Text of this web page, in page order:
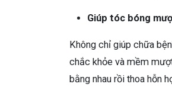
Giúp tóc bóng
Không chỉ giúp chữa
chắc khỏe và mềm
bằng nhau rồi thoa hỗn